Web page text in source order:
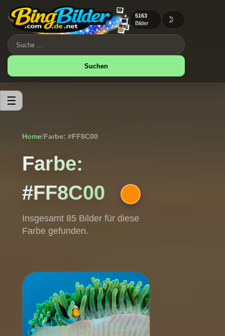
☰
5163
Bilder
🌙
Suchen
Home/Farbe: #FF8C00
Farbe:
#FF8C00
Insgesamt 85 Bilder für diese
Farbe gefunden.